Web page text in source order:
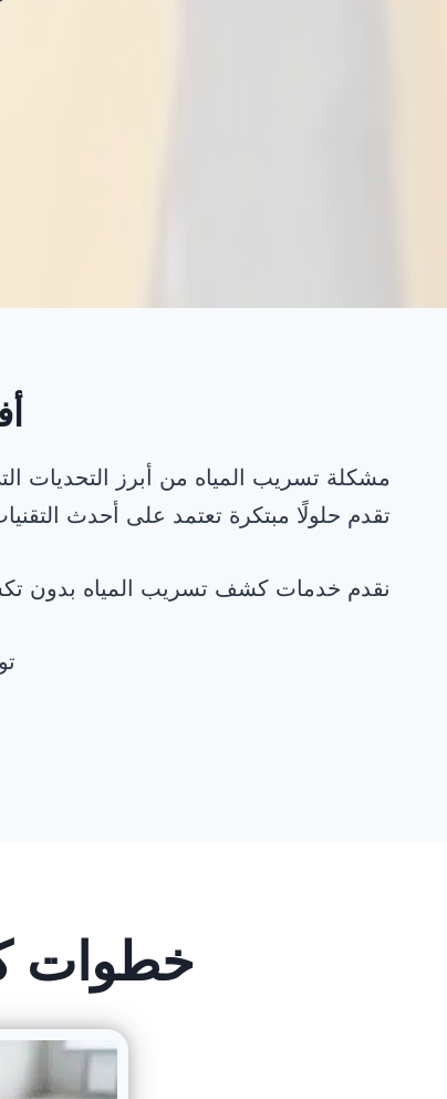
مشكلة تسريب المياه من أبرز التحديات
تقدم حلولًا مبتكرة تعتمد على أحدث
نقدم خدمات كشف تسريب المياه بدون
خطوات